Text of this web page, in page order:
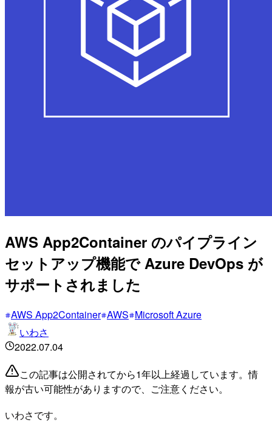
AWS App2Container のパイプライン
セットアップ機能で Azure DevOps が
サポートされました
AWS App2Container AWS Microsoft Azure
いわさ
2022.07.04
この記事は公開されてから1年以上経過しています。情
報が古い可能性がありますので、ご注意ください。
いわさです。